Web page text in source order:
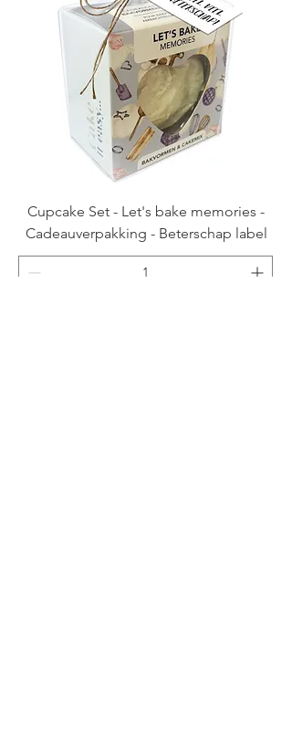
Cupcake Set - Let's bake memories -
Cadeauverpakking - Beterschap label